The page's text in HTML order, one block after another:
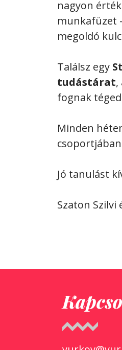
nagyon
munkafüzet
megoldó
Találsz egy
tudástárat,
fognak
Minden
Jó tanulást
Szaton Szilvi